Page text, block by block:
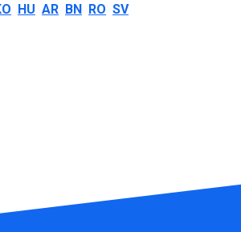
HU AR BN RO SV